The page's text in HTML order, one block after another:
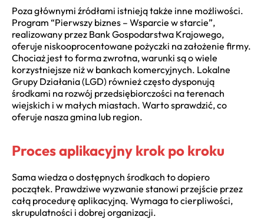
Poza głównymi źródłami istnieją także inne możliwości.
Program “Pierwszy biznes – Wsparcie w starcie”,
realizowany przez Bank Gospodarstwa Krajowego,
oferuje niskooprocentowane pożyczki na założenie firmy.
Chociaż jest to forma zwrotna, warunki są o wiele
korzystniejsze niż w bankach komercyjnych. Lokalne
Grupy Działania (LGD) również często dysponują
środkami na rozwój przedsiębiorczości na terenach
wiejskich i w małych miastach. Warto sprawdzić, co
oferuje nasza gmina lub region.
Proces aplikacyjny krok po kroku
Sama wiedza o dostępnych środkach to dopiero
początek. Prawdziwe wyzwanie stanowi przejście przez
całą procedurę aplikacyjną. Wymaga to cierpliwości,
skrupulatności i dobrej organizacji.